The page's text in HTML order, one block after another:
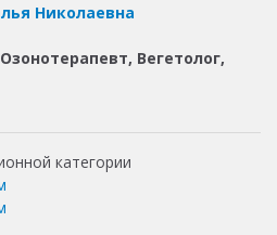
Николаевна
Вегетолог,
категории